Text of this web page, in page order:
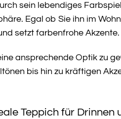
sein lebendiges
Egal ob Sie ihn im
setzt farbenfrohe Akzente.
ansprechende Optik zu
bis hin zu kräftigen
Teppich für Drinnen